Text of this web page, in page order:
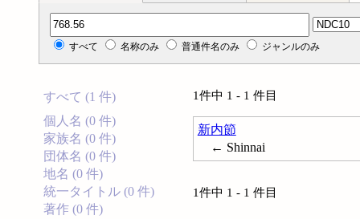
分類記号検索
すべて 名称のみ 普通件名のみ ジャンルのみ
すべて (1 件)
個人名 (0 件)
家族名 (0 件)
団体名 (0 件)
地名 (0 件)
統一タイトル (0 件)
著作 (0 件)
1件中 1 - 1 件目
新内節
← Shinnai
1件中 1 - 1 件目